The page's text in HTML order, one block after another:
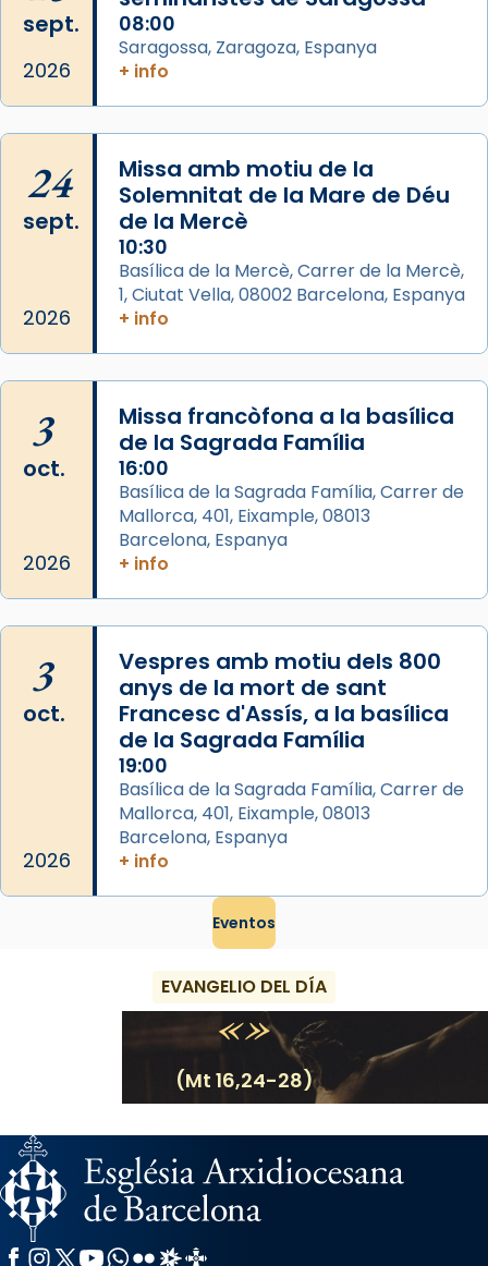
Mons. David Abadías.
📸 Dr. G. Simón
Arquebisbat de Barcelona
2 weeks ago
Memòria de les santes Juliana i
Semproniana, verges i màrtirs.
Acompanyant la història de sant Cugat, a
partir de l’Edat Mitjana sorgeix la tradició
que les santes Juliana (“relatiu a Júlia”) i
Semproniana (“relatiu a Semprònia =
eterna”) són deixebles seves. I l’any 1667, el
frare Joan Gaspar Roig, afirma en una obra
que les santes són filles de l’antiga Iluro.
Mataró en reivindicarà les relíq
Foto
sept.
2026
08:00
Saragossa, Zaragoza, Espanya
+ info
24
sept.
2026
Missa amb motiu de la
Solemnitat de la Mare de Déu
de la Mercè
10:30
Basílica de la Mercè, Carrer de la Mercè,
1, Ciutat Vella, 08002 Barcelona, Espanya
+ info
3
oct.
2026
Missa francòfona a la basílica
de la Sagrada Família
16:00
Basílica de la Sagrada Família, Carrer de
Mallorca, 401, Eixample, 08013
Barcelona, Espanya
+ info
3
oct.
2026
Vespres amb motiu dels 800
anys de la mort de sant
Francesc d'Assís, a la basílica
de la Sagrada Família
19:00
Basílica de la Sagrada Família, Carrer de
Mallorca, 401, Eixample, 08013
Barcelona, Espanya
+ info
Eventos
EVANGELIO DEL DÍA
(Mt 16,24-28)
Facebook
Instagram
X / Twitter
YouTube
WhatsApp
FlickrRadio Estel
Catalunya Cristiana